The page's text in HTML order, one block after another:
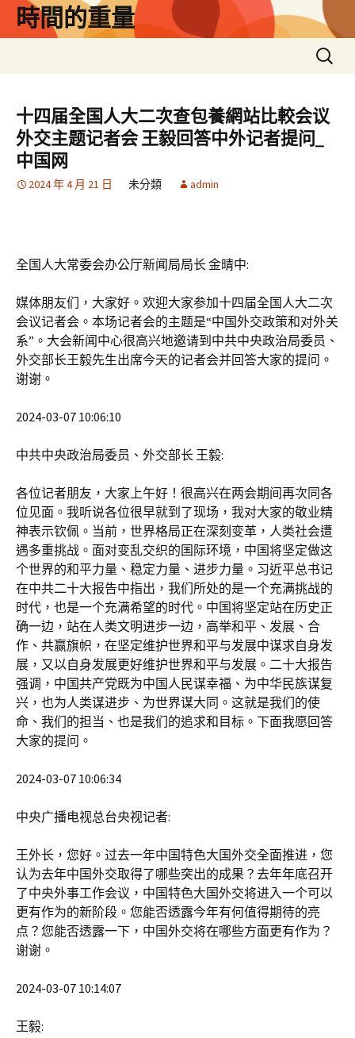
時間的重量
搜
尋
鍵
字:
十四届全国人大二次查包養網站比較会议
外交主题记者会 王毅回答中外记者提问_
中国网
2024 年 4 月 21 日 未分類 admin
全国人大常委会办公厅新闻局局长 金晴中:
媒体朋友们，大家好。欢迎大家参加十四届全国人大二次
会议记者会。本场记者会的主题是“中国外交政策和对外关
系”。大会新闻中心很高兴地邀请到中共中央政治局委员、
外交部长王毅先生出席今天的记者会并回答大家的提问。
谢谢。
2024-03-07 10:06:10
中共中央政治局委员、外交部长 王毅:
各位记者朋友，大家上午好！很高兴在两会期间再次同各
位见面。我听说各位很早就到了现场，我对大家的敬业精
神表示钦佩。当前，世界格局正在深刻变革，人类社会遭
遇多重挑战。面对变乱交织的国际环境，中国将坚定做这
个世界的和平力量、稳定力量、进步力量。习近平总书记
在中共二十大报告中指出，我们所处的是一个充满挑战的
时代，也是一个充满希望的时代。中国将坚定站在历史正
确一边，站在人类文明进步一边，高举和平、发展、合
作、共赢旗帜，在坚定维护世界和平与发展中谋求自身发
展，又以自身发展更好维护世界和平与发展。二十大报告
强调，中国共产党既为中国人民谋幸福、为中华民族谋复
兴，也为人类谋进步、为世界谋大同。这就是我们的使
命、我们的担当、也是我们的追求和目标。下面我愿回答
大家的提问。
2024-03-07 10:06:34
中央广播电视总台央视记者:
王外长，您好。过去一年中国特色大国外交全面推进，您
认为去年中国外交取得了哪些突出的成果？去年年底召开
了中央外事工作会议，中国特色大国外交将进入一个可以
更有作为的新阶段。您能否透露今年有何值得期待的亮
点？您能否透露一下，中国外交将在哪些方面更有作为？
谢谢。
2024-03-07 10:14:07
王毅: